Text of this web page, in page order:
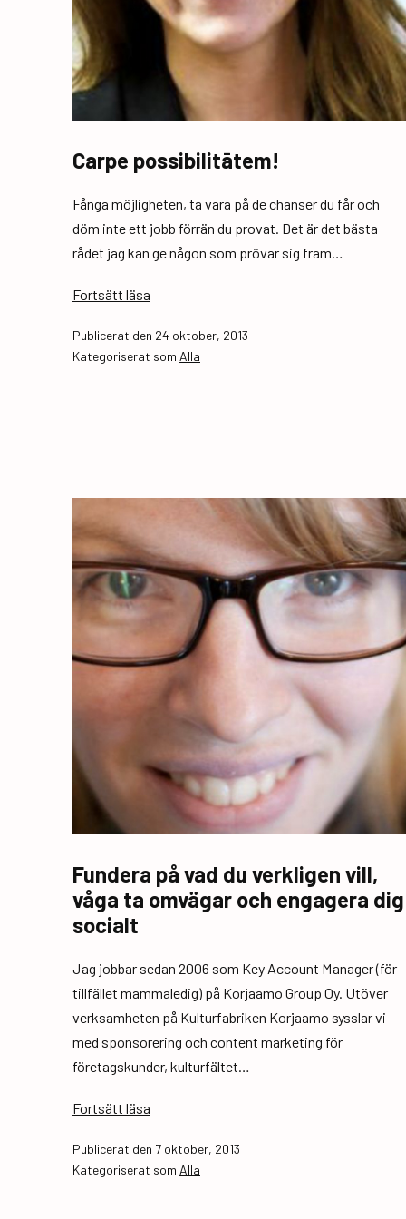
l
l
t
Carpe possibilitātem!
Fånga möjligheten, ta vara på de chanser du får och
döm inte ett jobb förrän du provat. Det är det bästa
rådet jag kan ge någon som prövar sig fram…
Fortsätt läsa
Publicerat den 24 oktober, 2013
Kategoriserat som Alla
Fundera på vad du verkligen vill,
våga ta omvägar och engagera dig
socialt
Jag jobbar sedan 2006 som Key Account Manager (för
tillfället mammaledig) på Korjaamo Group Oy. Utöver
verksamheten på Kulturfabriken Korjaamo sysslar vi
med sponsorering och content marketing för
företagskunder, kulturfältet…
Fortsätt läsa
vad
du
Publicerat den 7 oktober, 2013
Kategoriserat som Alla